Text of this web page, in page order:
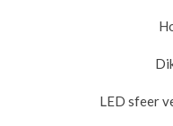
LED sfeer